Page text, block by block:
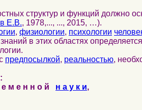
структур и функций должно
Е.В., 1978,..., ..., 2015, …).
, физиологии, психологии
знаний в этих областях
предпосылкой, реальностью,
м е н н о й н а у к и,